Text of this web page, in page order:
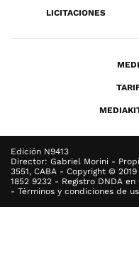
LICITACIONES
Edición N9413
Director: Gabriel Morini -
3551, CABA - Copyright ©
1852 9232 - Registro DNDA
- Términos y condiciones de